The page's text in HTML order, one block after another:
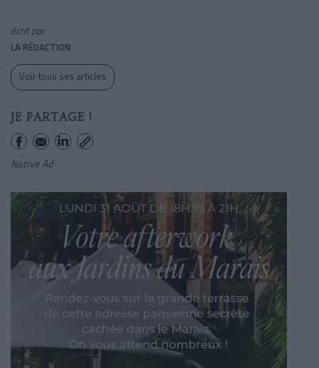
écrit par
LA RÉDACTION
Voir tous ses articles
JE PARTAGE !
Native Ad